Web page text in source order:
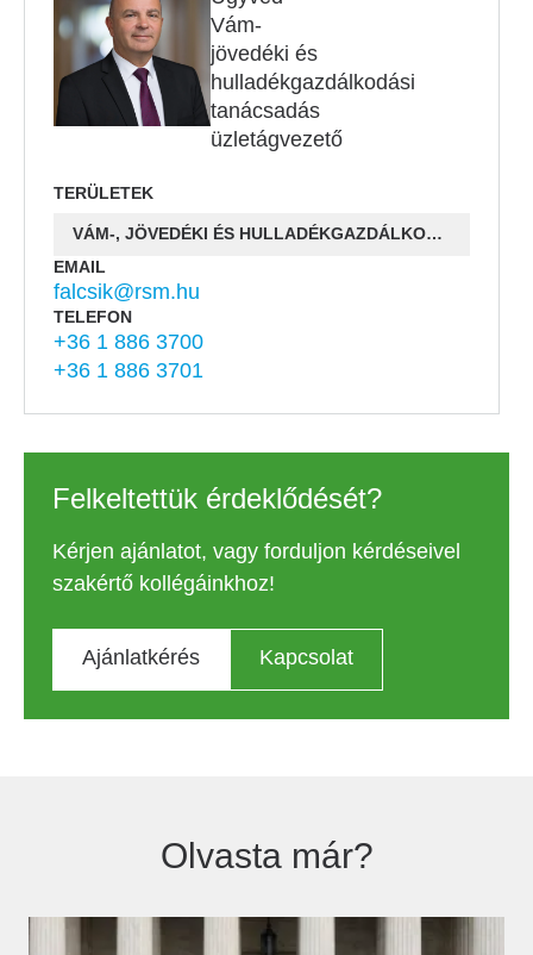
Vám-
jövedéki és
hulladékgazdálkodási
tanácsadás
üzletágvezető
TERÜLETEK
VÁM-, JÖVEDÉKI ÉS HULLADÉKGAZDÁLKODÁSI TANÁCSADÁS
EMAIL
falcsik@rsm.hu
TELEFON
+36 1 886 3700
+36 1 886 3701
Felkeltettük érdeklődését?
Kérjen ajánlatot, vagy forduljon kérdéseivel
szakértő kollégáinkhoz!
Ajánlatkérés Kapcsolat
Olvasta már?